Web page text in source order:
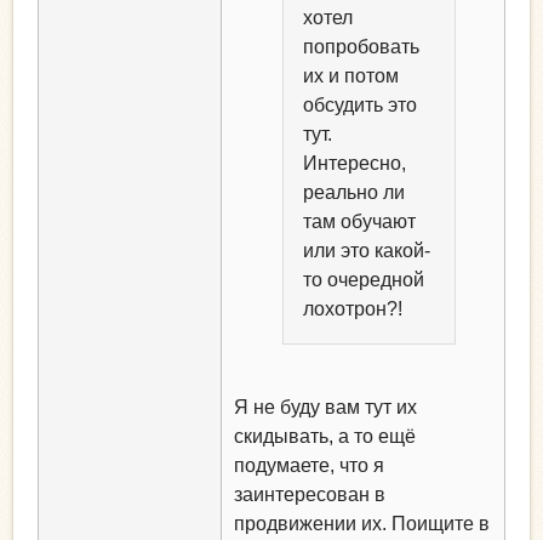
хотел
попробовать
их и потом
обсудить это
тут.
Интересно,
реально ли
там обучают
или это какой-
то очередной
лохотрон?!
Я не буду вам тут их
скидывать, а то ещё
подумаете, что я
заинтересован в
продвижении их. Поищите в